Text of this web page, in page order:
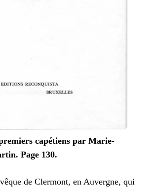
capétiens par Marie-
Page 130.
de Clermont, en Auvergne, qui